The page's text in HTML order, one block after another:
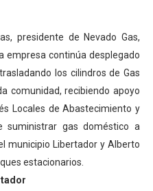
conocimientos con
Deportivo lanza Plan
Parque Recreacional
aspirantes al curso de
presidente de Nevado Gas,
empresa continúa desplegado
los cilindros de Gas
comunidad, recibiendo apoyo
Locales de Abastecimiento y
suministrar gas doméstico a
municipio Libertador y Alberto
estacionarios.